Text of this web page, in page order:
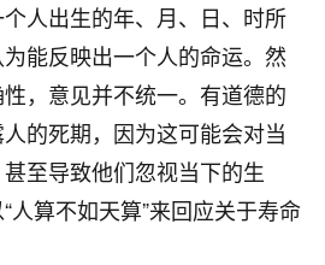
人出生的年、月、日、时所
能反映出一个人的命运。然
，意见并不统一。有道德的
的死期，因为这可能会对当
至导致他们忽视当下的生
人算不如天算”来回应关于寿命
，有升迁机会，但同时竞争的我们
候是抱着侥幸心理，没想到老师看
半信半疑的按照老师建议，做了化
粮，本来年前的人事调整，拖到年
了，结果开年一上班，开会提拔升
职务无所谓，主要是底薪加了
无论如何，感恩感谢！🙏🏻